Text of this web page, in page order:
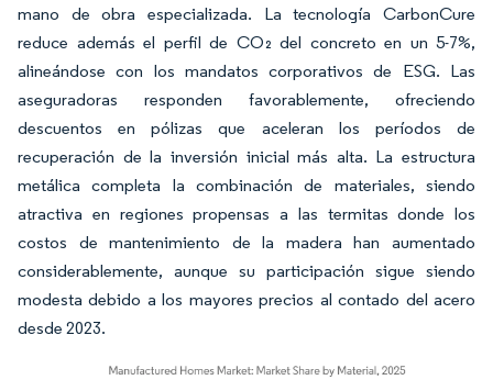
mano de obra especializada. La tecnología CarbonCure
reduce además el perfil de CO₂ del concreto en un 5-7%,
alineándose con los mandatos corporativos de ESG. Las
aseguradoras responden favorablemente, ofreciendo
descuentos en pólizas que aceleran los períodos de
recuperación de la inversión inicial más alta. La estructura
metálica completa la combinación de materiales, siendo
atractiva en regiones propensas a las termitas donde los
costos de mantenimiento de la madera han aumentado
considerablemente, aunque su participación sigue siendo
modesta debido a los mayores precios al contado del acero
desde 2023.